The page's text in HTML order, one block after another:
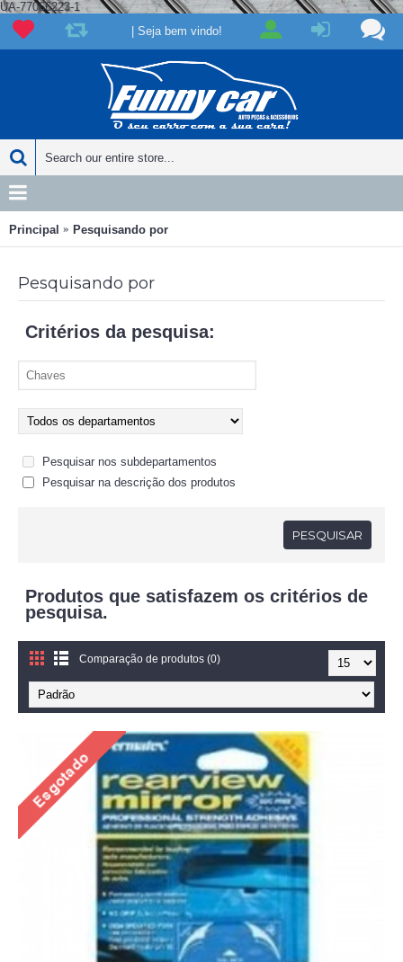
UA-77066223-1
| Seja bem vindo!
Principal Pesquisando por
Pesquisando por
Critérios da pesquisa:
Pesquisar nos subdepartamentos
Pesquisar na descrição dos produtos
Produtos que satisfazem os critérios de
pesquisa.
Comparação de produtos (0)